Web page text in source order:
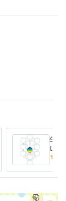
生命
レト
バラ